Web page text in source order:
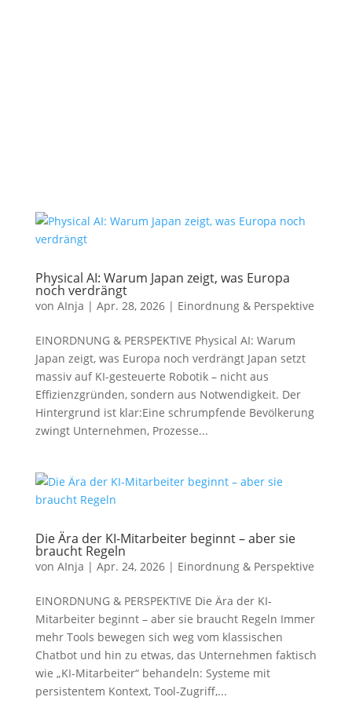
Physical AI: Warum Japan zeigt, was Europa
noch verdrängt
von AInja | Apr. 28, 2026| Einordnung & Perspektive
EINORDNUNG & PERSPEKTIVE Physical AI: Warum
Japan zeigt, was Europa noch verdrängt Japan setzt
massiv auf KI-gesteuerte Robotik – nicht aus
Effizienzgründen, sondern aus Notwendigkeit. Der
Hintergrund ist klar:Eine schrumpfende Bevölkerung
zwingt Unternehmen, Prozesse...
Die Ära der KI-Mitarbeiter beginnt – aber sie
braucht Regeln
von AInja | Apr. 24, 2026| Einordnung & Perspektive
EINORDNUNG & PERSPEKTIVE Die Ära der KI-
Mitarbeiter beginnt – aber sie braucht Regeln Immer
mehr Tools bewegen sich weg vom klassischen
Chatbot und hin zu etwas, das Unternehmen faktisch
wie „KI-Mitarbeiter“ behandeln: Systeme mit
persistentem Kontext, Tool-Zugriff,...